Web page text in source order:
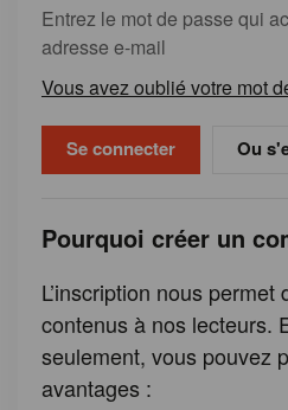
Entrez le mot de passe qui
adresse e-mail
Vous avez oublié votre mot
Ou
Pourquoi créer un
L’inscription nous permet
contenus à nos lecteurs.
seulement, vous pouvez
avantages :